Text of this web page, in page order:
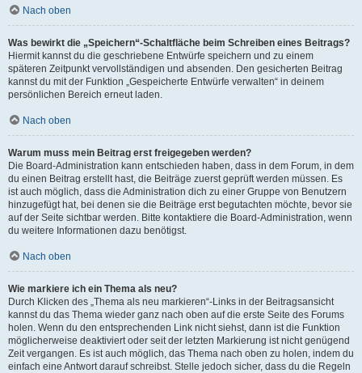
Nach oben
Was bewirkt die „Speichern“-Schaltfläche beim Schreiben eines Beitrags?
Hiermit kannst du die geschriebene Entwürfe speichern und zu einem
späteren Zeitpunkt vervollständigen und absenden. Den gesicherten Beitrag
kannst du mit der Funktion „Gespeicherte Entwürfe verwalten“ in deinem
persönlichen Bereich erneut laden.
Nach oben
Warum muss mein Beitrag erst freigegeben werden?
Die Board-Administration kann entschieden haben, dass in dem Forum, in dem
du einen Beitrag erstellt hast, die Beiträge zuerst geprüft werden müssen. Es
ist auch möglich, dass die Administration dich zu einer Gruppe von Benutzern
hinzugefügt hat, bei denen sie die Beiträge erst begutachten möchte, bevor sie
auf der Seite sichtbar werden. Bitte kontaktiere die Board-Administration, wenn
du weitere Informationen dazu benötigst.
Nach oben
Wie markiere ich ein Thema als neu?
Durch Klicken des „Thema als neu markieren“-Links in der Beitragsansicht
kannst du das Thema wieder ganz nach oben auf die erste Seite des Forums
holen. Wenn du den entsprechenden Link nicht siehst, dann ist die Funktion
möglicherweise deaktiviert oder seit der letzten Markierung ist nicht genügend
Zeit vergangen. Es ist auch möglich, das Thema nach oben zu holen, indem du
einfach eine Antwort darauf schreibst. Stelle jedoch sicher, dass du die Regeln